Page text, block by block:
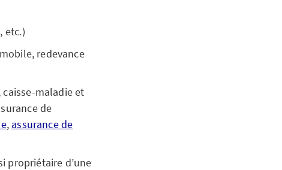
etc.)
redevance
maladie et
de
, assurance de
propriétaire d’une